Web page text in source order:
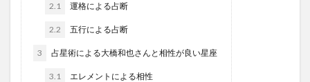
2.1 運格による占断
2.2 五行による占断
3 占星術による大橋和也さんと相性が良い星座
3.1 エレメントによる相性